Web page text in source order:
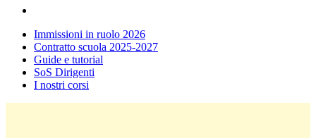
Immissioni in ruolo 2026
Contratto scuola 2025-2027
Guide e tutorial
SoS Dirigenti
I nostri corsi